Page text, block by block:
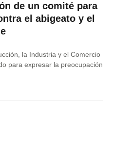
de un comité para
el abigeato y el
la Industria y el Comercio
para expresar la preocupación